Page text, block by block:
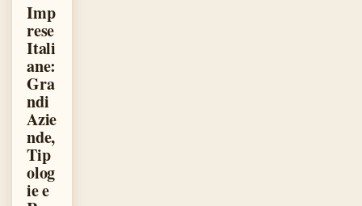
Imp
rese
Itali
ane:
Gra
ndi
Azie
nde,
Tip
olog
ie e